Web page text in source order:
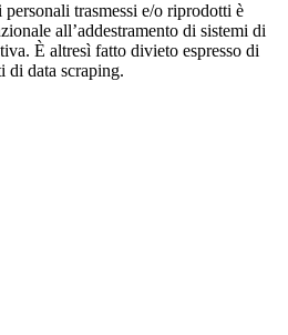
trasmessi e/o riprodotti è
all’addestramento di sistemi di
È altresì fatto divieto espresso di
di data scraping.